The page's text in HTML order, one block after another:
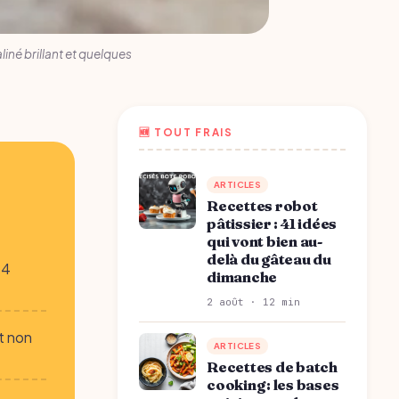
brillant et quelques
non
🆕 TOUT FRAIS
ARTICLES
Recettes robot
pâtissier : 41 idées
qui vont bien au-
delà du gâteau du
dimanche
2 août · 12 min
ARTICLES
Recettes de batch
cooking : les bases